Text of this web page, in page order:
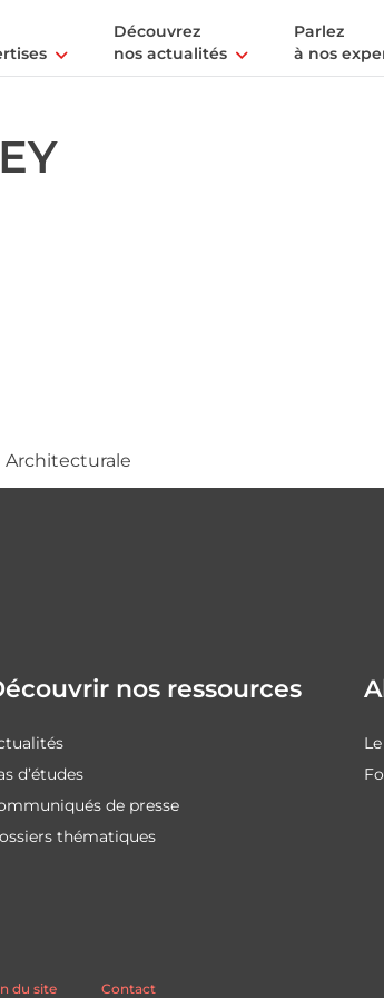
Découvrez
nos actualités
Parlez
à nos
nos ressources
d’études
de presse
thématiques
du site Contact